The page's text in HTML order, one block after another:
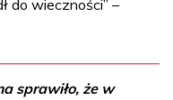
do wieczności” –
sprawiło, że w